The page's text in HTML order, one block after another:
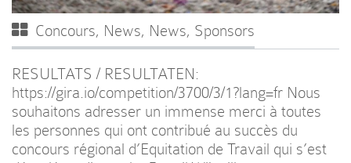
Concours, News, News, Sponsors
RESULTATS / RESULTATEN:
https://gira.io/competition/3700/3/1?lang=fr Nous
souhaitons adresser un immense merci à toutes
les personnes qui ont contribué au succès du
concours régional d’Equitation de Travail qui s’est